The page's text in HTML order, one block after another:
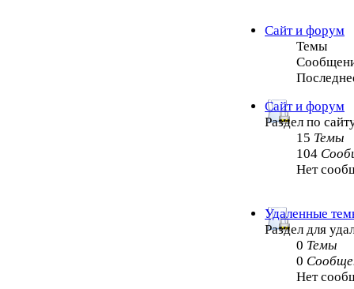
Сайт и форум
Темы
Сайт и форум
Раздел по
15 Темы
104
Нет
Удаленные
Раздел для
0 Темы
0
Нет